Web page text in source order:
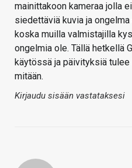
mainittakoon kameraa jolla
siedettäviä kuvia ja
koska muilla valmistajilla
ongelmia ole. Tällä hetkellä
käytössä ja päivityksiä
mitään.
Kirjaudu sisään vastataksesi